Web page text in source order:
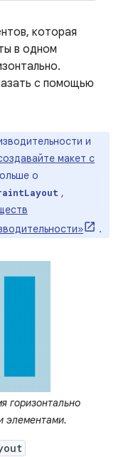
которая
в одном
с помощью
и
макет с
о
,
.
горизонтально
элементами.